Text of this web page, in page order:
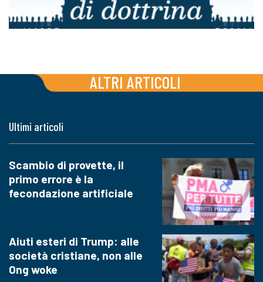
ALTRI ARTICOLI
Ultimi articoli
Scambio di provette, il
primo errore è la
fecondazione artificiale
Aiuti esteri di Trump: alle
società cristiane, non alle
Ong woke